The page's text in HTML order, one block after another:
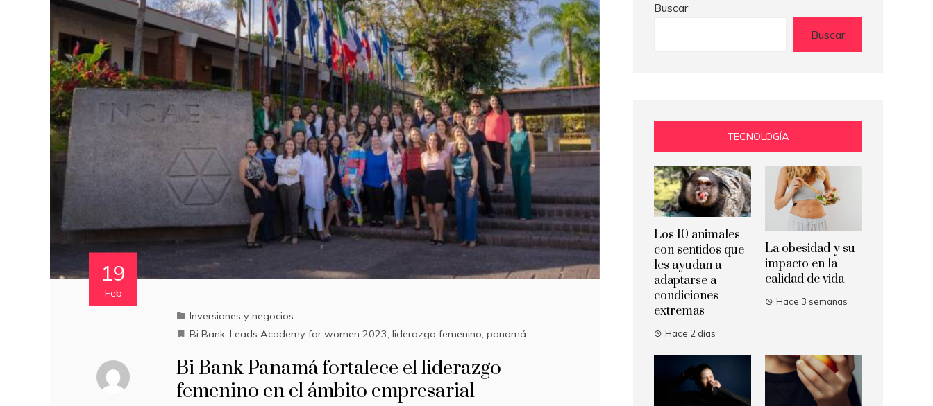
19
Feb
Inversiones y negocios
Bi Bank ,Leads Academy for women 2023 ,liderazgo femenino ,panamá
Bi Bank Panamá fortalece el liderazgo
femenino en el ámbito empresarial
Buscar
Buscar
TECNOLOGÍA
Los 10 animales
con sentidos que
les ayudan a
adaptarse a
condiciones
extremas
Hace 2 días
La obesidad y su
impacto en la
calidad de vida
Hace 3 semanas